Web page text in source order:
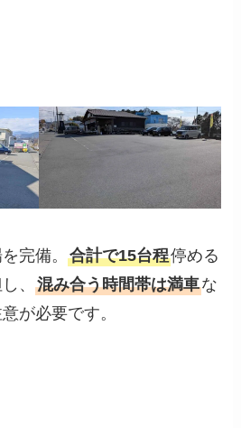
完備。合計で15台程停める
、混み合う時間帯は満車な
が必要です。